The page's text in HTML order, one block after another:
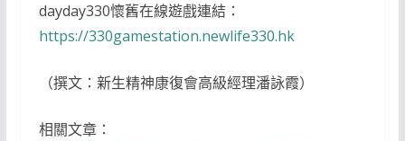
dayday330懷舊在線遊戲連結：
https://330gamestation.newlife330.hk
（撰文：新生精神康復會高級經理潘詠霞）
相關文章：